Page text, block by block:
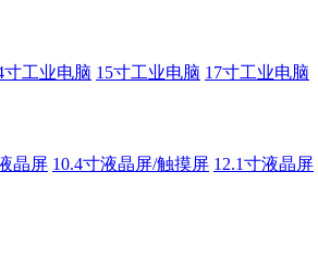
寸工业电脑 15寸工业电脑 17寸工业电脑
晶屏 10.4寸液晶屏/触摸屏 12.1寸液晶屏